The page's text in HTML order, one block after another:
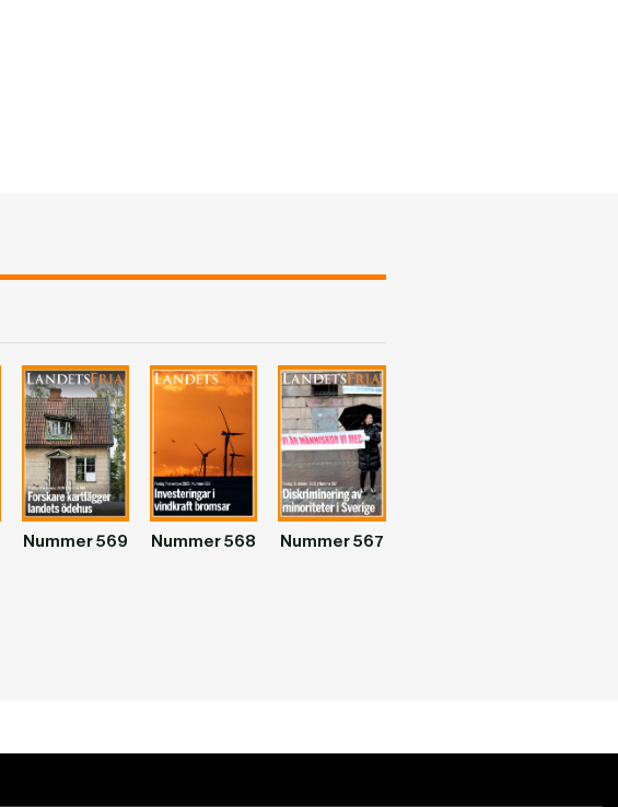
Nummer 569 Nummer 568 Nummer 567